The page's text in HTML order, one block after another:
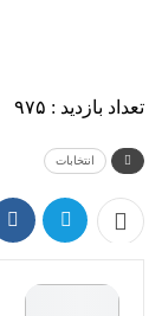
تعداد بازدید : ۹۷۵
انتخابات